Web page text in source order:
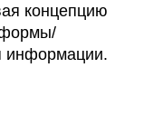
концепцию
информации.